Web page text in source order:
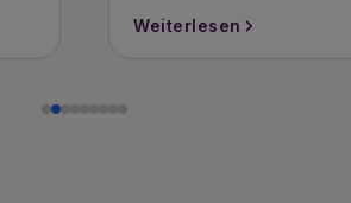
Weiterlesen